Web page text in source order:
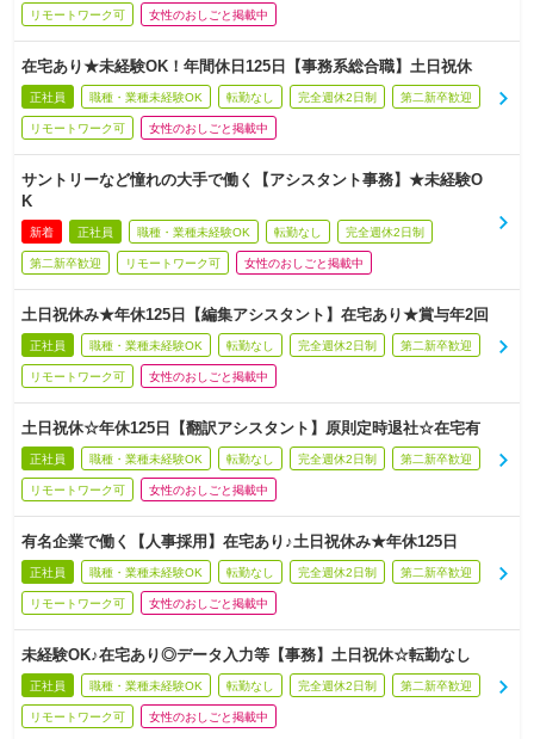
リモートワーク可 女性のおしごと掲載中
在宅あり★未経験OK！年間休日125日【事務系総合職】土日祝休
正社員 職種・業種未経験OK 転勤なし 完全週休2日制 第二新卒歓迎
リモートワーク可 女性のおしごと掲載中
サントリーなど憧れの大手で働く【アシスタント事務】★未経験O
K
新着 正社員 職種・業種未経験OK 転勤なし 完全週休2日制
第二新卒歓迎 リモートワーク可 女性のおしごと掲載中
土日祝休み★年休125日【編集アシスタント】在宅あり★賞与年2回
正社員 職種・業種未経験OK 転勤なし 完全週休2日制 第二新卒歓迎
リモートワーク可 女性のおしごと掲載中
土日祝休☆年休125日【翻訳アシスタント】原則定時退社☆在宅有
正社員 職種・業種未経験OK 転勤なし 完全週休2日制 第二新卒歓迎
リモートワーク可 女性のおしごと掲載中
有名企業で働く【人事採用】在宅あり♪土日祝休み★年休125日
正社員 職種・業種未経験OK 転勤なし 完全週休2日制 第二新卒歓迎
リモートワーク可 女性のおしごと掲載中
未経験OK♪在宅あり◎データ入力等【事務】土日祝休☆転勤なし
正社員 職種・業種未経験OK 転勤なし 完全週休2日制 第二新卒歓迎
リモートワーク可 女性のおしごと掲載中